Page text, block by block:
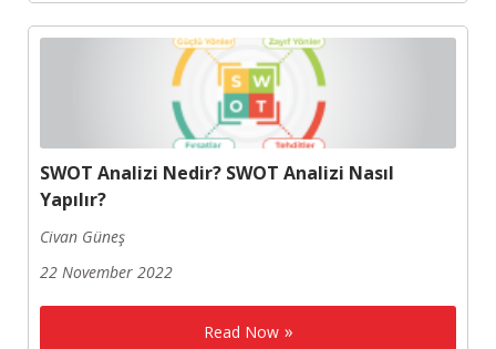
SWOT Analizi Nedir? SWOT Analizi Nasıl
Yapılır?
Civan Güneş
22 November 2022
Read Now